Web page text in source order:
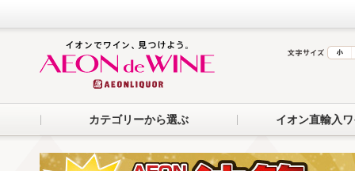
カテゴリーから選ぶ イオン直輸入